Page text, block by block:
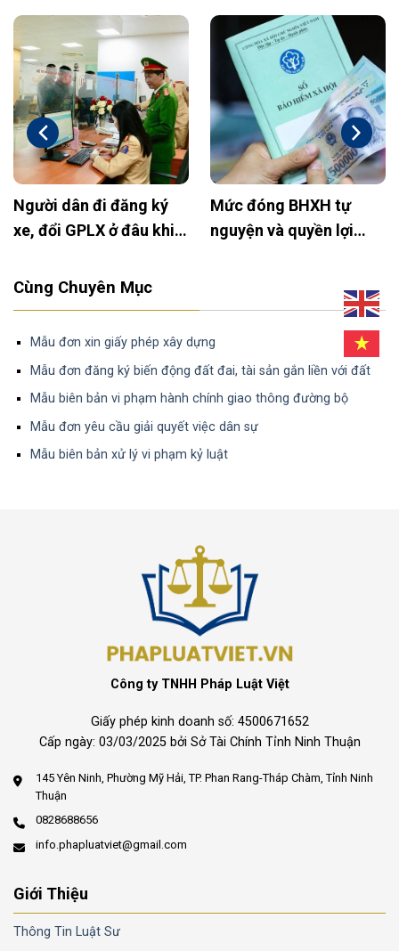
Người dân đi đăng ký
xe, đổi GPLX ở đâu khi
Mức đóng BHXH tự
nguyện và quyền lợi
Cùng Chuyên Mục
Mẫu đơn xin giấy phép xây dựng
Mẫu đơn đăng ký biến động đất đai, tài sản gắn liền với đất
Mẫu biên bản vi phạm hành chính giao thông đường bộ
Mẫu đơn yêu cầu giải quyết việc dân sự
Mẫu biên bản xử lý vi phạm kỷ luật
Công ty TNHH Pháp Luật Việt
Giấy phép kinh doanh số: 4500671652
Cấp ngày: 03/03/2025 bởi Sở Tài Chính Tỉnh Ninh Thuận
145 Yên Ninh, Phường Mỹ Hải, TP. Phan Rang-Tháp Chàm, Tỉnh Ninh
Thuận
0828688656
info.phapluatviet@gmail.com
Giới Thiệu
Thông Tin Luật Sư